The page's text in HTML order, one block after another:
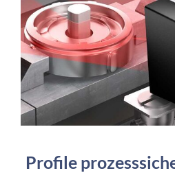
Profile